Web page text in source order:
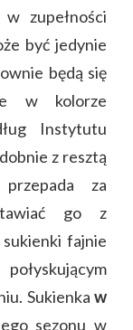
zupełności
być jedynie
będą się
w kolorze
Instytutu
z resztą
za
go z
fajnie
Sukienka w
sezonu w